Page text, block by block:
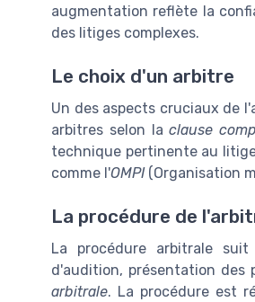
augmentation reflète la
des litiges complexes.
Le choix d'un arbitre
Un des aspects cruciaux de
arbitres selon laclause
technique pertinente au
comme l'OMPI(Organisation
La procédure de
La procédure arbitrale
d'audition, présentation des
arbitrale. La procédure est